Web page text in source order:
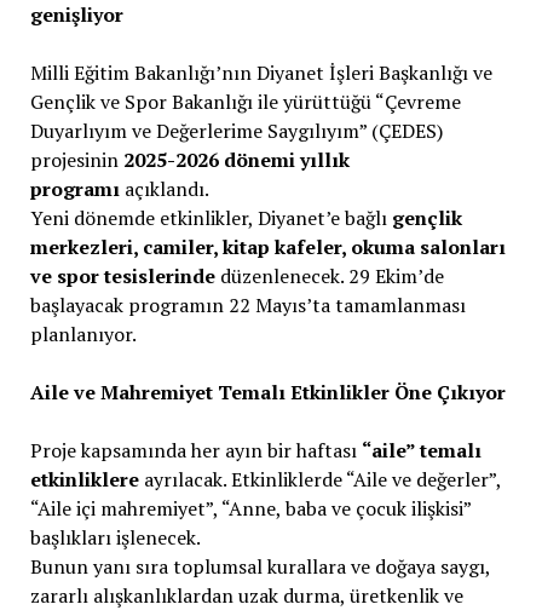
genişliyor
Milli Eğitim Bakanlığı’nın Diyanet İşleri Başkanlığı ve
Gençlik ve Spor Bakanlığı ile yürüttüğü “Çevreme
Duyarlıyım ve Değerlerime Saygılıyım” (ÇEDES)
projesinin 2025-2026 dönemi yıllık
programıaçıklandı.
Yeni dönemde etkinlikler, Diyanet’e bağlı gençlik
merkezleri, camiler, kitap kafeler, okuma salonları
ve spor tesislerindedüzenlenecek. 29 Ekim’de
başlayacak programın 22 Mayıs’ta tamamlanması
planlanıyor.
Aile ve Mahremiyet Temalı Etkinlikler Öne Çıkıyor
Proje kapsamında her ayın bir haftası “aile” temalı
etkinliklereayrılacak. Etkinliklerde “Aile ve değerler”,
“Aile içi mahremiyet”, “Anne, baba ve çocuk ilişkisi”
başlıkları işlenecek.
Bunun yanı sıra toplumsal kurallara ve doğaya saygı,
zararlı alışkanlıklardan uzak durma, üretkenlik ve